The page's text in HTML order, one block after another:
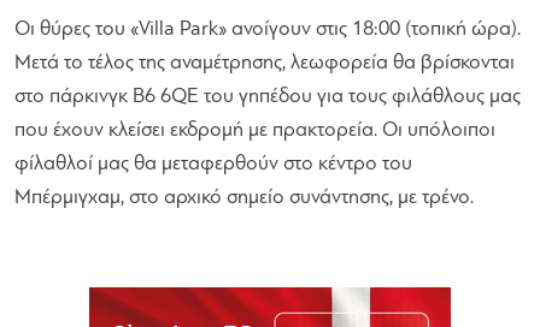
Οι θύρες του «Villa Park» ανοίγουν στις 18:00 (τοπική ώρα).
Μετά το τέλος της αναμέτρησης, λεωφορεία θα βρίσκονται
στο πάρκινγκ B6 6QE του γηπέδου για τους φιλάθλους μας
που έχουν κλείσει εκδρομή με πρακτορεία. Οι υπόλοιποι
φίλαθλοί μας θα μεταφερθούν στο κέντρο του
Μπέρμιγχαμ, στο αρχικό σημείο συνάντησης, με τρένο.